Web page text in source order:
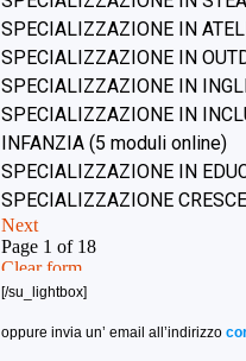
[/su_lightbox]
oppure invia un’ email all’indirizzo